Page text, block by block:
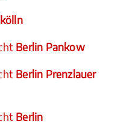
Berlin Pankow
Berlin Prenzlauer
Berlin